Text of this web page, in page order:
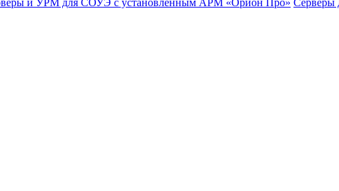
и УРМ для СОУЭ с установленным АРМ «Орион Про» Серверы